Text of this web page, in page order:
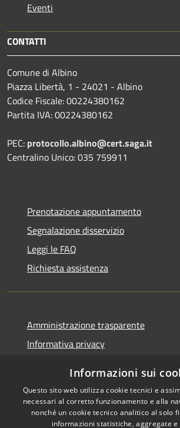
Eventi
CONTATTI
Comune di Albino
Piazza Libertà, 1 - 24021 - Albino
Codice Fiscale: 00224380162
Partita IVA: 00224380162
PEC: protocollo.albino@cert.saga.it
Centralino Unico: 035 759911
Prenotazione appuntamento
Segnalazione disservizio
Leggi le FAQ
Richiesta assistenza
Amministrazione trasparente
Informativa privacy
Dichiarazione di accessibilità
Informazioni sui
Questo sito web utilizza cookie tecnici e
necessari al corretto funzionamento e alla
nonché un cookie tecnico analitico al solo
informazioni statistiche, aggregate e